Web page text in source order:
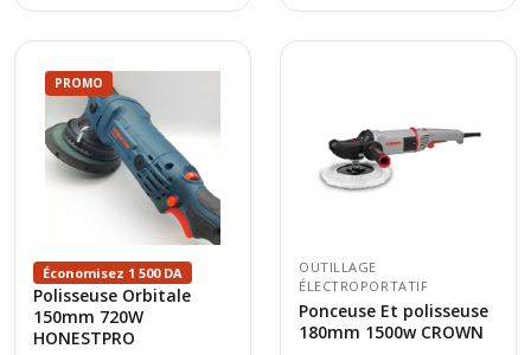
PROMO
Économisez 1 500 DA
Polisseuse Orbitale
150mm 720W
HONESTPRO
OUTILLAGE
ÉLECTROPORTATIF
Ponceuse Et polisseuse
180mm 1500w CROWN